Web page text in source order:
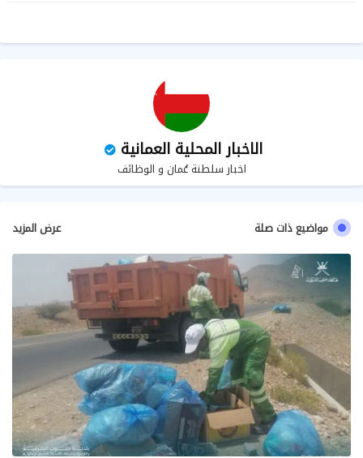
ب
الاخبار المحلية العمانية
اخبار سلطنة عُمان و الوظائف
مواضيع ذات صلة عرض المزيد